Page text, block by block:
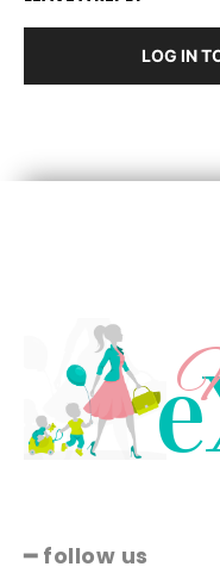
LOG IN
━ follow us